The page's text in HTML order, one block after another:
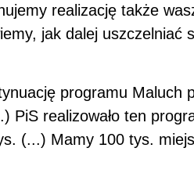
realizację także
jak dalej uszczelniać
programu Maluch
PiS realizowało ten
(...) Mamy 100 tys.